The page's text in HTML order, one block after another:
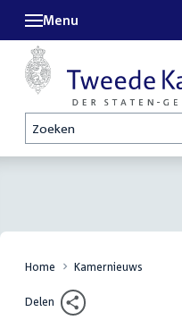
Zoeken
Menu
Home Kamernieuws
Delen